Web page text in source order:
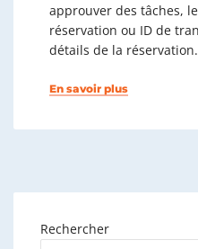
approuver des tâches,
réservation ou ID de
détails de la
En savoir plus
Rechercher